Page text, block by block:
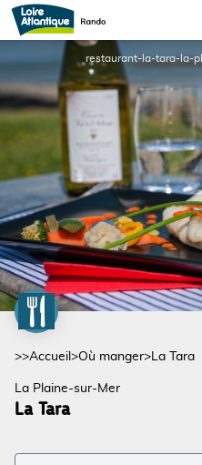
La Tara
>>Accueil >Où manger>La Tara
La Plaine-sur-Mer
La Tara